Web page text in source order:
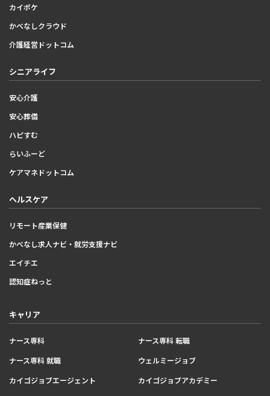
カイポケ
かべなしクラウド
介護経営ドットコム
シニアライフ
安心介護
安心葬儀
ハピすむ
らいふーど
ケアマネドットコム
ヘルスケア
リモート産業保健
かべなし求人ナビ・就労支援ナビ
エイチエ
認知症ねっと
キャリア
ナース専科
ナース専科 転職
ナース専科 就職
ウェルミージョブ
カイゴジョブエージェント
カイゴジョブアカデミー